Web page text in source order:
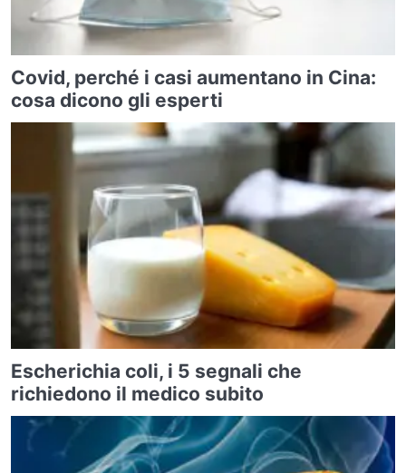
Covid, perché i casi aumentano in Cina:
cosa dicono gli esperti
Escherichia coli, i 5 segnali che
richiedono il medico subito